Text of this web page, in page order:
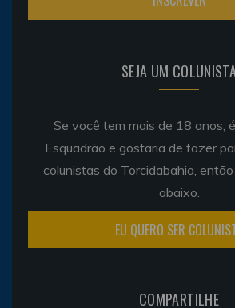
SEJA UM
Se você tem mais de 18 anos,
Esquadrão e gostaria de fazer
colunistas do Torcidabahia,
abaixo.
EU QUERO SER
COMPARTILHE